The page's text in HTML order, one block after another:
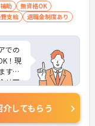
助
無資格OK
支給 退職金制度あり
での
！現
す。
せ下
介してもらう